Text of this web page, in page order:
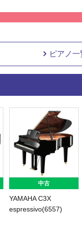
ピアノ一
中古
YAMAHA C3X
espressivo(6557)